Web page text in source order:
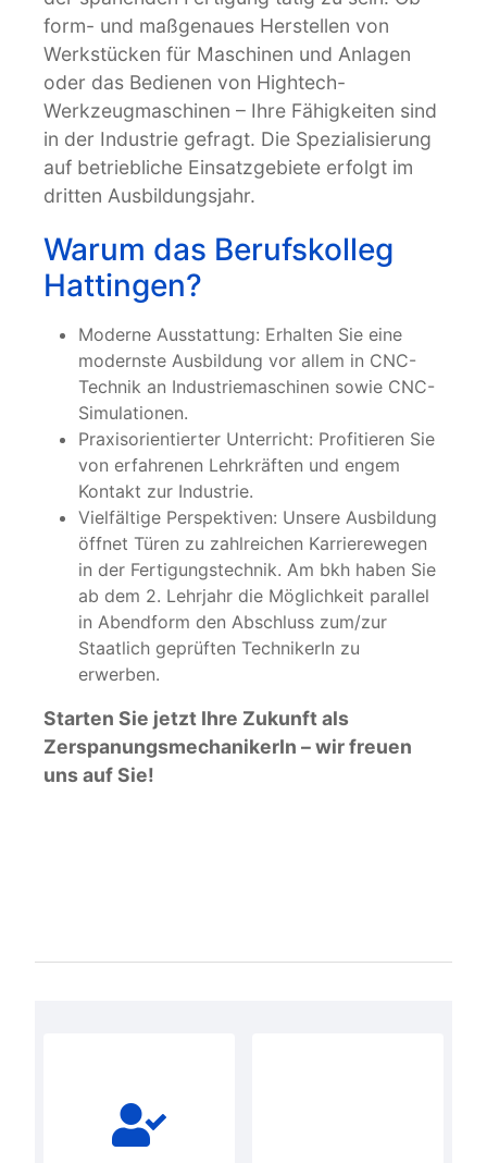
form- und maßgenaues Herstellen von
Werkstücken für Maschinen und Anlagen
oder das Bedienen von Hightech-
Werkzeugmaschinen – Ihre Fähigkeiten sind
in der Industrie gefragt. Die Spezialisierung
auf betriebliche Einsatzgebiete erfolgt im
dritten Ausbildungsjahr.
Warum das Berufskolleg
Hattingen?
Moderne Ausstattung: Erhalten Sie eine
modernste Ausbildung vor allem in CNC-
Technik an Industriemaschinen sowie CNC-
Simulationen.
Praxisorientierter Unterricht: Profitieren Sie
von erfahrenen Lehrkräften und engem
Kontakt zur Industrie.
Vielfältige Perspektiven: Unsere Ausbildung
öffnet Türen zu zahlreichen Karrierewegen
in der Fertigungstechnik. Am bkh haben Sie
ab dem 2. Lehrjahr die Möglichkeit parallel
in Abendform den Abschluss zum/zur
Staatlich geprüften TechnikerIn zu
erwerben.
Starten Sie jetzt Ihre Zukunft als
ZerspanungsmechanikerIn – wir freuen
uns auf Sie!